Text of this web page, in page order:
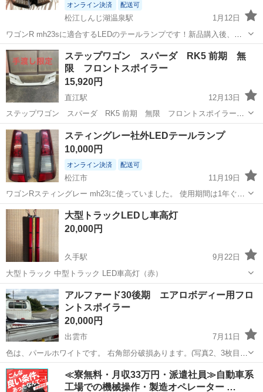
オンライン決済 配送可
松江しんじ湖温泉駅
1月12日
ワゴンR mh23sに適合するLEDのテールランプです！新品購入後、半
月ぐらい付けてそのあとに車を売ってしまったため不要になりまし
た！ もちろんLED弾切れ無しです！ 車検用の反射板と購入時について
た袋も付属します！ LED...
島根 松江市 松江しんじ湖温泉駅 外装、車外用品
ステップワゴン スパーダ RK5 前期 無
限 フロントスポイラー
15,920円
直江駅
12月13日
ステップワゴン スパーダ RK5 前期 無限 フロントスポイラー
傷、汚れ、割れあります。補修してお使いください。 出雲市斐川町に
て手渡し希望です。 よろしくお願いします。 価格交渉してください。
希望金額メッセージお...
島根 出雲市 外装、車外用品
スティングレー社外LEDテールランプ
10,000円
オンライン決済 配送可
松江市
11月19日
ワゴンRスティングレー mh23に使っていました。 使用期間は1年ぐら
いです。 サクラ模様のスモール＆ストップランプ ウィンカー＆バック
ランプはLEDです。
島根 松江市 外装、車外用品 スティングレー
大型トラックLEDし車高灯
20,000円
久手駅
9月22日
大型トラック 中型トラック LED車高灯（赤）
島根 大田市 外装、車外用品 トラック
アルファード30後期 エアロボディー用フロ
ントスポイラー
20,000円
出雲市
7月11日
色は、パールホワイトです。 右角部分破損あります。(写真2、3枚目)
割れた部分は後ろから接着すればほとんど目立たなくなると思いま
す。 左側パッキン外れてますが付ける時に貼り合わせれば問題ないと
思います。 某...
島根 出雲市 外装、車外用品 スポイラー
≪寮無料・月収33万円・派遣社員≫自動車系
工場での機械操作・製造オペレーター …